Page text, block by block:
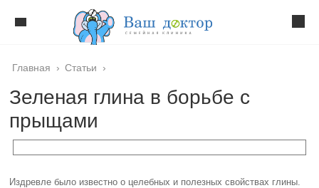
Главная › Статьи ›
Зеленая глина в борьбе с
прыщами
Издревле было известно о целебных и полезных свойствах глины.